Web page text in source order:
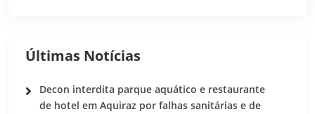
Últimas Notícias
Decon interdita parque aquático e restaurante
de hotel em Aquiraz por falhas sanitárias e de